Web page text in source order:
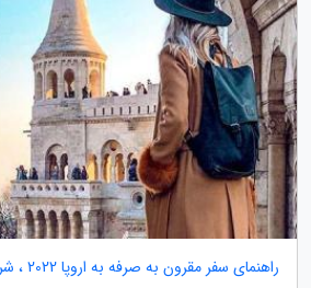
راهنمای سفر مقرون به صرفه به اروپا 2022 ، شرایط تور اروپا